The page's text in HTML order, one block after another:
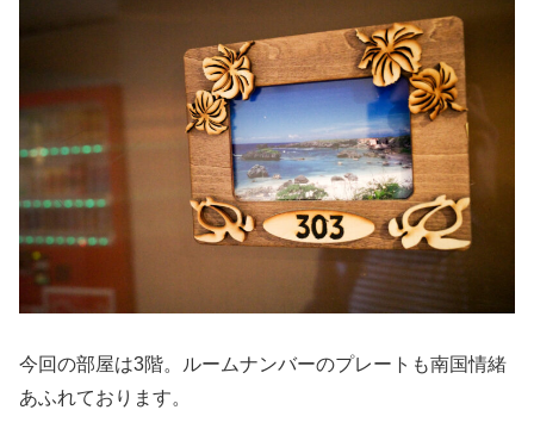
今回の部屋は3階。ルームナンバーのプレートも南国情緒
あふれております。